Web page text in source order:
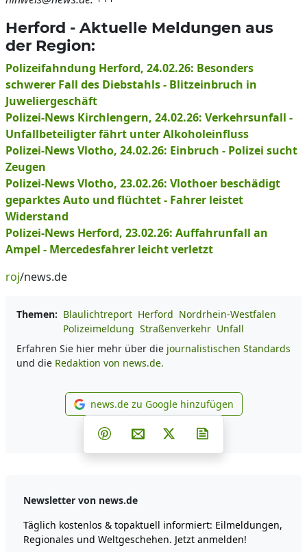
Herford - Aktuelle Meldungen aus
der Region:
Polizeifahndung Herford, 24.02.26: Besonders
schwerer Fall des Diebstahls - Blitzeinbruch in
Juweliergeschäft
Polizei-News Kirchlengern, 24.02.26: Verkehrsunfall -
Unfallbeteiligter fährt unter Alkoholeinfluss
Polizei-News Vlotho, 24.02.26: Einbruch - Polizei sucht
Zeugen
Polizei-News Vlotho, 23.02.26: Vlothoer beschädigt
geparktes Auto und flüchtet - Fahrer leistet
Widerstand
Polizei-News Herford, 23.02.26: Auffahrunfall an
Ampel - Mercedesfahrer leicht verletzt
roj/news.de
Themen: Blaulichtreport Herford Nordrhein-Westfalen
Polizeimeldung Straßenverkehr Unfall
Erfahren Sie hier mehr über die journalistischen Standards
und die Redaktion von news.de.
news.de zu Google
news.de zu Google hinzufügen
Teilen auf Facebook
Teilen auf Whatsapp
Teilen auf Telegram
Teilen auf Pinterest
Per E-Mail teilen
Post auf X
Newsletter von news.de
Täglich kostenlos & topaktuell informiert: Eilmeldungen,
Regionales und Weltgeschehen. Jetzt anmelden!